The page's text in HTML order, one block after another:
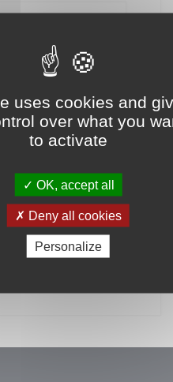
uses cookies and
over what you
to activate
OK, accept all
Deny all cookies
Personalize
Mot de passe oublié ?